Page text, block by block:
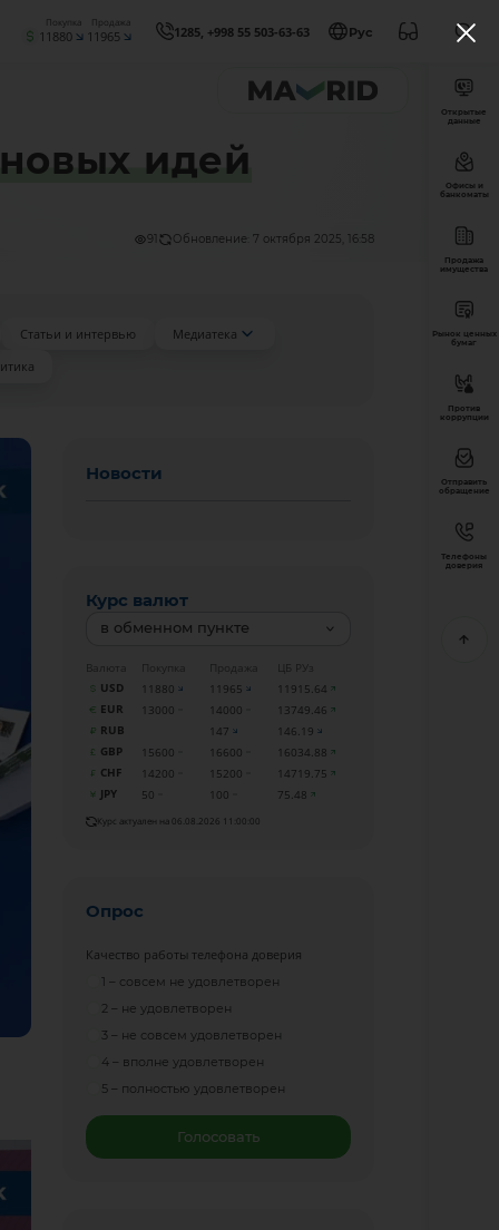
Покупка
11880
Продажа
11965 1285, +998 55 503-63-63 Рус
идей
91 Обновление: 7 октября 2025, 16:58
Статьи и интервью
Медиатека
Новости
Курс валют
в обменном пункте
Валюта Покупка Продажа
ЦБ РУз
USD
11880 11965
11915.64
EUR
13000 14000
13749.46
RUB
147
146.19
GBP
15600 16600
16034.88
CHF
14200 15200
14719.75
JPY
50 100 75.48
Курс актуален на 06.08.2026 11:00:00
Опрос
Качество работы телефона доверия
1 – совсем не удовлетворен
2 – не удовлетворен
3 – не совсем удовлетворен
4 – вполне удовлетворен
5 – полностью удовлетворен
Голосовать
Открытые
данные
Офисы и
банкоматы
Продажа
имущества
Рынок ценных
бумаг
Против
коррупции
Отправить
обращение
Телефоны
доверия